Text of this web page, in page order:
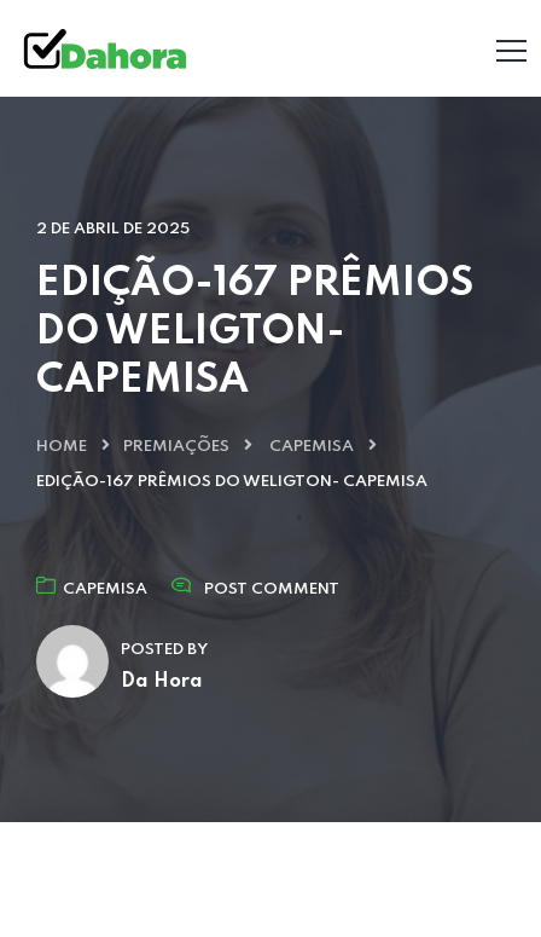
2 DE ABRIL DE 2025
EDIÇÃO-167 PRÊMIOS
DO WELIGTON-
CAPEMISA
HOME PREMIAÇÕES CAPEMISA
EDIÇÃO-167 PRÊMIOS DO WELIGTON- CAPEMISA
CAPEMISA POST COMMENT
POSTED BY
Da Hora